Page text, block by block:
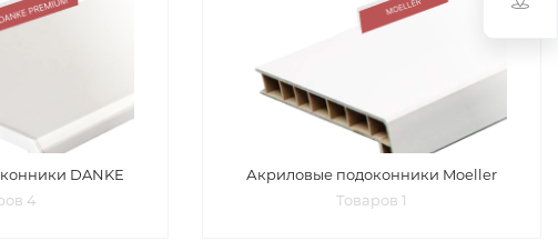
DANKE
4
Акриловые подоконники Moeller
Товаров 1